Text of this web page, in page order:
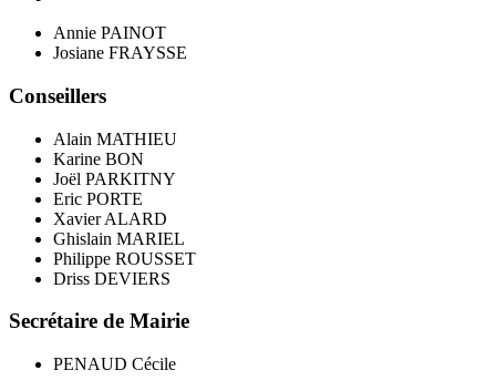
Annie PAINOT
Josiane FRAYSSE
Conseillers
Alain MATHIEU
Karine BON
Joël PARKITNY
Eric PORTE
Xavier ALARD
Ghislain MARIEL
Philippe ROUSSET
Driss DEVIERS
Secrétaire de Mairie
PENAUD Cécile